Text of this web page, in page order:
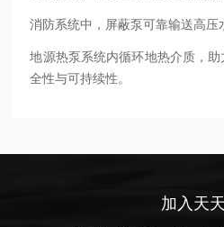
消防系统中，屏蔽泵可靠输送高压
地源热泵系统内循环地热介质，
全性与可持续性。
加入天